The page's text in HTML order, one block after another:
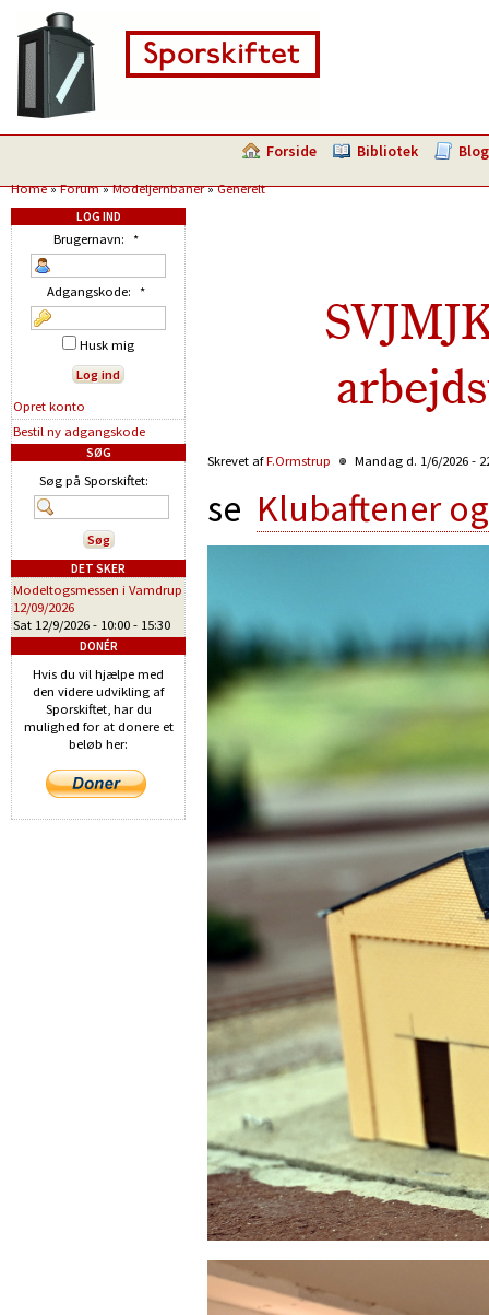
Forside Bibliotek Blog
Home»Forum»Modeljernbaner»Generelt
Skrevet afF.Ormstrup Mandag d. 1/6/2026 -
se Klubaftener
LOG IND
Brugernavn: *
Adgangskode: *
Husk mig
Opret konto
Bestil ny adgangskode
SØG
Søg på Sporskiftet:
DET SKER
Modeltogsmessen i Vamdrup
12/09/2026
Sat 12/9/2026 - 10:00 - 15:30
DONÉR
Hvis du vil hjælpe med
den videre udvikling af
Sporskiftet, har du
mulighed for at donere et
beløb her: